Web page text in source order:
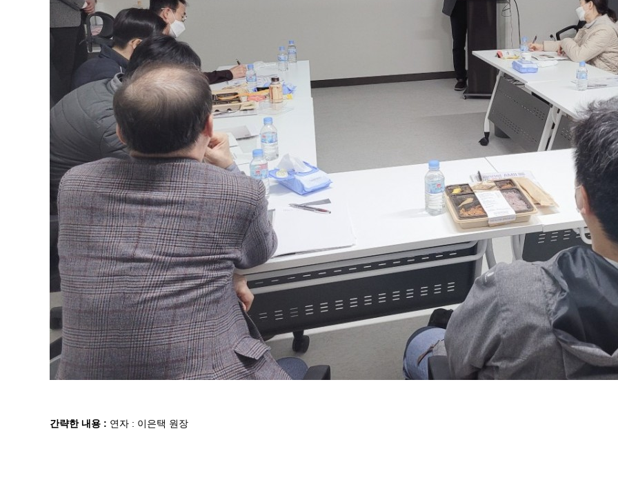
간략한 내용 : 연자 : 이은택 원장